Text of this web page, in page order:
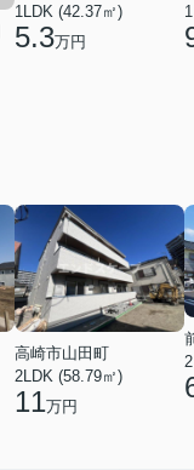
1LDK (42.37㎡)
5.3万円
高崎市山田町
2LDK (58.79㎡)
11万円